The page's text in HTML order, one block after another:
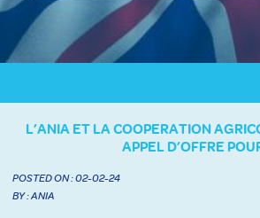
L’ANIA ET LA COOPERATION
APPEL D’OFFRE
POSTED ON :02-02-24
BY : ANIA